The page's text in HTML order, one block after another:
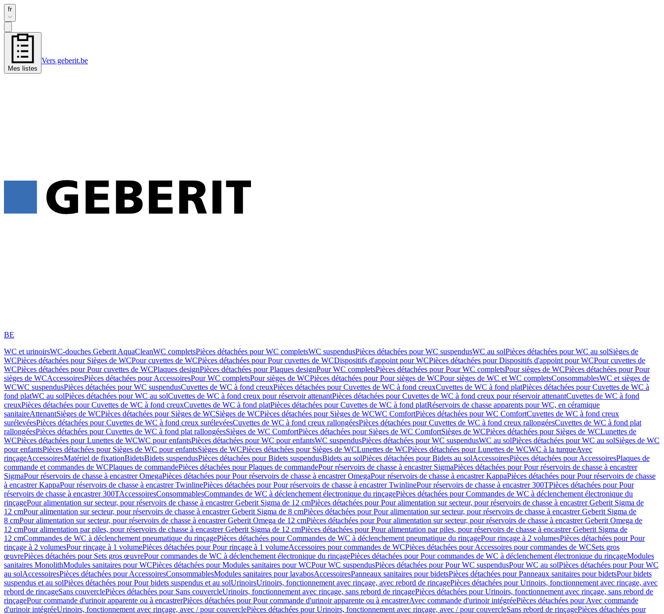
fr
Mes listes
Vers geberit.be
BE
WC et urinoirsWC-douches Geberit AquaCleanWC completsPièces détachées pour WC completsWC suspendusPièces détachées pour WC suspendusWC au solPièces détachées pour WC au solSièges de
WCPièces détachées pour Sièges de WCPour cuvettes de WCPièces détachées pour Pour cuvettes de WCDispositifs d'appoint pour WCPièces détachées pour Dispositifs d'appoint pour WCPour cuvettes de
WCPièces détachées pour Pour cuvettes de WCPlaques designPièces détachées pour Plaques designPour WC completsPièces détachées pour Pour WC completsPour sièges de WCPièces détachées pour Pour
sièges de WCAccessoiresPièces détachées pour AccessoiresPour WC completsPour sièges de WCPièces détachées pour Pour sièges de WCPour sièges de WC et WC completsConsommablesWC et sièges de
WCWC suspendusPièces détachées pour WC suspendusCuvettes de WC à fond creuxPièces détachées pour Cuvettes de WC à fond creuxCuvettes de WC à fond platPièces détachées pour Cuvettes de WC à
fond platWC au solPièces détachées pour WC au solCuvettes de WC à fond creux pour réservoir attenantPièces détachées pour Cuvettes de WC à fond creux pour réservoir attenantCuvettes de WC à fond
creuxPièces détachées pour Cuvettes de WC à fond creuxCuvettes de WC à fond platPièces détachées pour Cuvettes de WC à fond platRéservoirs de chasse apparents pour WC, en céramique
sanitaireAttenantSièges de WCPièces détachées pour Sièges de WCSièges de WCPièces détachées pour Sièges de WCWC ComfortPièces détachées pour WC ComfortCuvettes de WC à fond creux
surélevéesPièces détachées pour Cuvettes de WC à fond creux surélevéesCuvettes de WC à fond creux rallongéesPièces détachées pour Cuvettes de WC à fond creux rallongéesCuvettes de WC à fond plat
rallongéesPièces détachées pour Cuvettes de WC à fond plat rallongéesSièges de WC ComfortPièces détachées pour Sièges de WC ComfortSièges de WCPièces détachées pour Sièges de WCLunettes de
WCPièces détachées pour Lunettes de WCWC pour enfantsPièces détachées pour WC pour enfantsWC suspendusPièces détachées pour WC suspendusWC au solPièces détachées pour WC au solSièges de WC
pour enfantsPièces détachées pour Sièges de WC pour enfantsSièges de WCPièces détachées pour Sièges de WCLunettes de WCPièces détachées pour Lunettes de WCWC à la turqueAvec
rinçageAccessoiresMatériel de fixationBidetsBidets suspendusPièces détachées pour Bidets suspendusBidets au solPièces détachées pour Bidets au solAccessoiresPièces détachées pour AccessoiresPlaques de
commande et commandes de WCPlaques de commandePièces détachées pour Plaques de commandePour réservoirs de chasse à encastrer SigmaPièces détachées pour Pour réservoirs de chasse à encastrer
SigmaPour réservoirs de chasse à encastrer OmegaPièces détachées pour Pour réservoirs de chasse à encastrer OmegaPour réservoirs de chasse à encastrer KappaPièces détachées pour Pour réservoirs de chasse
à encastrer KappaPour réservoirs de chasse à encastrer TwinlinePièces détachées pour Pour réservoirs de chasse à encastrer TwinlinePour réservoirs de chasse à encastrer 300TPièces détachées pour Pour
réservoirs de chasse à encastrer 300TAccessoiresConsommablesCommandes de WC à déclenchement électronique du rinçagePièces détachées pour Commandes de WC à déclenchement électronique du
rinçagePour alimentation sur secteur, pour réservoirs de chasse à encastrer Geberit Sigma de 12 cmPièces détachées pour Pour alimentation sur secteur, pour réservoirs de chasse à encastrer Geberit Sigma de
12 cmPour alimentation sur secteur, pour réservoirs de chasse à encastrer Geberit Sigma de 8 cmPièces détachées pour Pour alimentation sur secteur, pour réservoirs de chasse à encastrer Geberit Sigma de
8 cmPour alimentation sur secteur, pour réservoirs de chasse à encastrer Geberit Omega de 12 cmPièces détachées pour Pour alimentation sur secteur, pour réservoirs de chasse à encastrer Geberit Omega de
12 cmPour alimentation par piles, pour réservoirs de chasse à encastrer Geberit Sigma de 12 cmPièces détachées pour Pour alimentation par piles, pour réservoirs de chasse à encastrer Geberit Sigma de
12 cmCommandes de WC à déclenchement pneumatique du rinçagePièces détachées pour Commandes de WC à déclenchement pneumatique du rinçagePour rinçage à 2 volumesPièces détachées pour Pour
rinçage à 2 volumesPour rinçage à 1 volumePièces détachées pour Pour rinçage à 1 volumeAccessoires pour commandes de WCPièces détachées pour Accessoires pour commandes de WCSets gros
œuvrePièces détachées pour Sets gros œuvrePour commandes de WC à déclenchement électronique du rinçagePièces détachées pour Pour commandes de WC à déclenchement électronique du rinçageModules
sanitaires MonolithModules sanitaires pour WCPièces détachées pour Modules sanitaires pour WCPour WC suspendusPièces détachées pour Pour WC suspendusPour WC au solPièces détachées pour Pour WC
au solAccessoiresPièces détachées pour AccessoiresConsommablesModules sanitaires pour lavabosAccessoiresPanneaux sanitaires pour bidetsPièces détachées pour Panneaux sanitaires pour bidetsPour bidets
suspendus et au solPièces détachées pour Pour bidets suspendus et au solUrinoirsUrinoirs, fonctionnement avec rinçage, avec rebord de rinçagePièces détachées pour Urinoirs, fonctionnement avec rinçage, avec
rebord de rinçageSans couverclePièces détachées pour Sans couvercleUrinoirs, fonctionnement avec rinçage, sans rebord de rinçagePièces détachées pour Urinoirs, fonctionnement avec rinçage, sans rebord de
rinçagePour commande d'urinoir apparente ou à encastrerPièces détachées pour Pour commande d'urinoir apparente ou à encastrerAvec commande d'urinoir intégréePièces détachées pour Avec commande
d'urinoir intégréeUrinoirs, fonctionnement avec rinçage, avec / pour couverclePièces détachées pour Urinoirs, fonctionnement avec rinçage, avec / pour couvercleSans rebord de rinçagePièces détachées pour